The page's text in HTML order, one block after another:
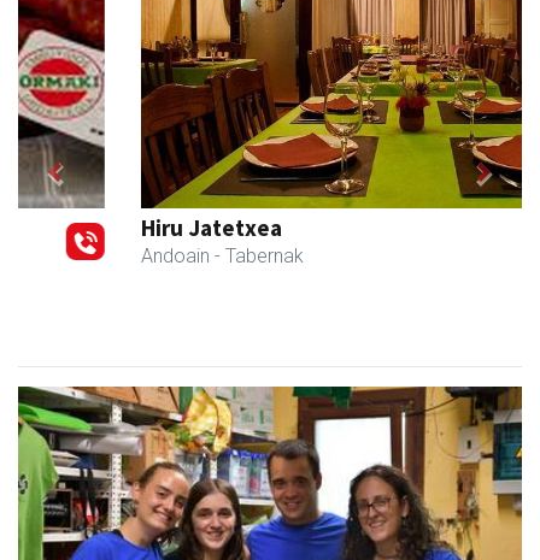
Hiru Jatetxea
Andoain - Tabernak
Previous Next